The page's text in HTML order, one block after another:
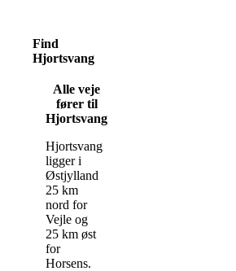
Find
Hjortsvang
Alle veje
fører til
Hjortsvang
Hjortsvang
ligger i
Østjylland
25 km
nord for
Vejle og
25 km øst
for
Horsens.